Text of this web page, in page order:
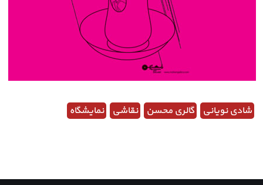
شادی نویانی گالری محسن نقاشی نمایشگاه